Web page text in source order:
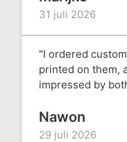
31 juli 2026
"I ordered
printed on them,
impressed by
Nawon
29 juli 2026